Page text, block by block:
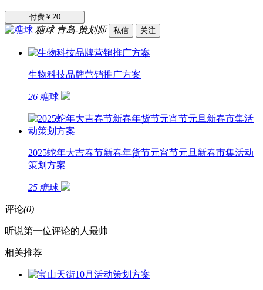
付费￥20
糖球 青岛-策划师 私信 关注
生物科技品牌营销推广方案
26 糖球
2025蛇年大吉春节新春年货节元宵节元旦新春市集活动
策划方案
25 糖球
评论(0)
听说第一位评论的人最帅
相关推荐